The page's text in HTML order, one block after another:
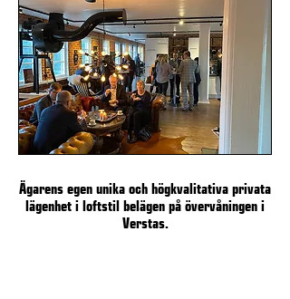
Ägarens egen unika och högkvalitativa privata
lägenhet i loftstil belägen på övervåningen i
Verstas.